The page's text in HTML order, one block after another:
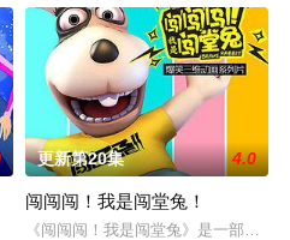
交了朋友。在兔子的经济、军事援助下
强乐观而内心深处却很寂寞的“馒头”，
更新第20集 4.0
闯闯闯！我是闯堂兔！
《闯闯闯！我是闯堂兔》是一部爆